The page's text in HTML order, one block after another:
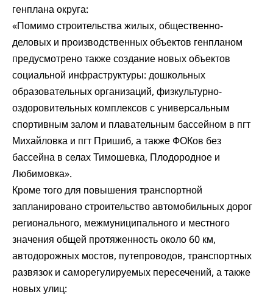
генплана округа:
«Помимо строительства жилых, общественно-
деловых и производственных объектов генпланом
предусмотрено также создание новых объектов
социальной инфраструктуры: дошкольных
образовательных организаций, физкультурно-
оздоровительных комплексов с универсальным
спортивным залом и плавательным бассейном в пгт
Михайловка и пгт Пришиб, а также ФОКов без
бассейна в селах Тимошевка, Плодородное и
Любимовка».
Кроме того для повышения транспортной
запланировано строительство автомобильных дорог
регионального, межмуниципального и местного
значения общей протяженность около 60 км,
автодорожных мостов, путепроводов, транспортных
развязок и саморегулируемых пересечений, а также
новых улиц: